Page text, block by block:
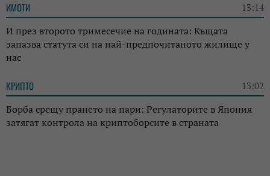
ИМОТИ 13:14
И през второто тримесечие на годината: Къщата
запазва статута си на най-предпочитаното жилище у
нас
КРИПТО 13:02
Борба срещу прането на пари: Регулаторите в Япония
затягат контрола на криптоборсите в страната